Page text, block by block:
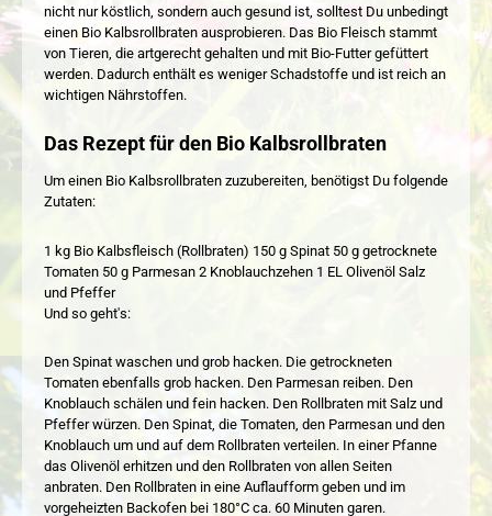
nicht nur köstlich, sondern auch gesund ist, solltest Du unbedingt
einen Bio Kalbsrollbraten ausprobieren. Das Bio Fleisch stammt
von Tieren, die artgerecht gehalten und mit Bio-Futter gefüttert
werden. Dadurch enthält es weniger Schadstoffe und ist reich an
wichtigen Nährstoffen.
Das Rezept für den Bio Kalbsrollbraten
Um einen Bio Kalbsrollbraten zuzubereiten, benötigst Du folgende
Zutaten:
1 kg Bio Kalbsfleisch (Rollbraten) 150 g Spinat 50 g getrocknete
Tomaten 50 g Parmesan 2 Knoblauchzehen 1 EL Olivenöl Salz
und Pfeffer
Und so geht's:
Den Spinat waschen und grob hacken. Die getrockneten
Tomaten ebenfalls grob hacken. Den Parmesan reiben. Den
Knoblauch schälen und fein hacken. Den Rollbraten mit Salz und
Pfeffer würzen. Den Spinat, die Tomaten, den Parmesan und den
Knoblauch um und auf dem Rollbraten verteilen. In einer Pfanne
das Olivenöl erhitzen und den Rollbraten von allen Seiten
anbraten. Den Rollbraten in eine Auflaufform geben und im
vorgeheizten Backofen bei 180°C ca. 60 Minuten garen.